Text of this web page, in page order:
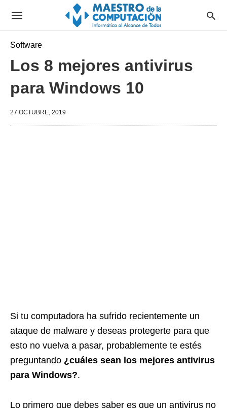
Software
Los 8 mejores antivirus
para Windows 10
27 OCTUBRE, 2019
Si tu computadora ha sufrido recientemente un
ataque de malware y deseas protegerte para que
esto no vuelva a pasar, probablemente te estés
preguntando ¿cuáles sean los mejores antivirus
para Windows?.
Lo primero que debes saber es que un antivirus no